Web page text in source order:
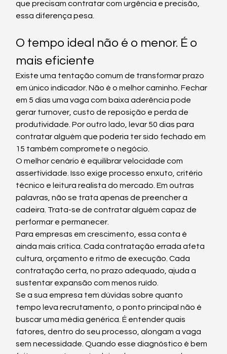
que precisam contratar com urgência e precisão,
essa diferença pesa.
O tempo ideal não é o menor. É o
mais eficiente
Existe uma tentação comum de transformar prazo
em único indicador. Não é o melhor caminho. Fechar
em 5 dias uma vaga com baixa aderência pode
gerar turnover, custo de reposição e perda de
produtividade. Por outro lado, levar 50 dias para
contratar alguém que poderia ter sido fechado em
15 também compromete o negócio.
O melhor cenário é equilibrar velocidade com
assertividade. Isso exige processo enxuto, critério
técnico e leitura realista do mercado. Em outras
palavras, não se trata apenas de preencher a
cadeira. Trata-se de contratar alguém capaz de
performar e permanecer.
Para empresas em crescimento, essa conta é
ainda mais crítica. Cada contratação errada afeta
cultura, orçamento e ritmo de execução. Cada
contratação certa, no prazo adequado, ajuda a
sustentar expansão com menos ruído.
Se a sua empresa tem dúvidas sobre quanto
tempo leva recrutamento, o ponto principal não é
buscar uma média genérica. É entender quais
fatores, dentro do seu processo, alongam a vaga
sem necessidade. Quando esse diagnóstico é bem